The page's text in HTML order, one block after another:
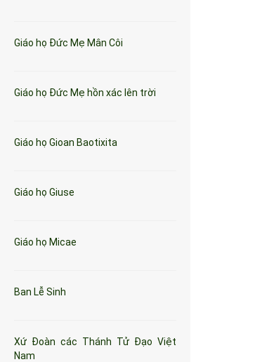
Giáo họ Đức Mẹ Mân Côi
Giáo họ Đức Mẹ hồn xác lên trời
Giáo họ Gioan Baotixita
Giáo họ Giuse
Giáo họ Micae
Ban Lễ Sinh
Xứ Đoàn các Thánh Tử Đạo Việt
Nam